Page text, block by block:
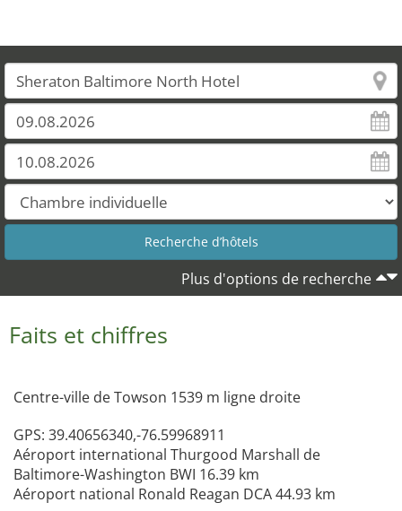
Plus d'options de recherche
Faits et chiffres
Centre-ville de Towson 1539 m ligne droite
GPS: 39.40656340,-76.59968911
Aéroport international Thurgood Marshall de
Baltimore-Washington BWI 16.39 km
Aéroport national Ronald Reagan DCA 44.93 km